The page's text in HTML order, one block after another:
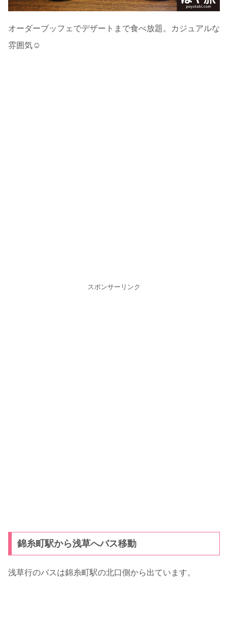
オーダーブッフェでデザートまで食べ放題。カジュアルな
雰囲気☺
スポンサーリンク
錦糸町駅から浅草へバス移動
浅草行のバスは錦糸町駅の北口側から出ています。